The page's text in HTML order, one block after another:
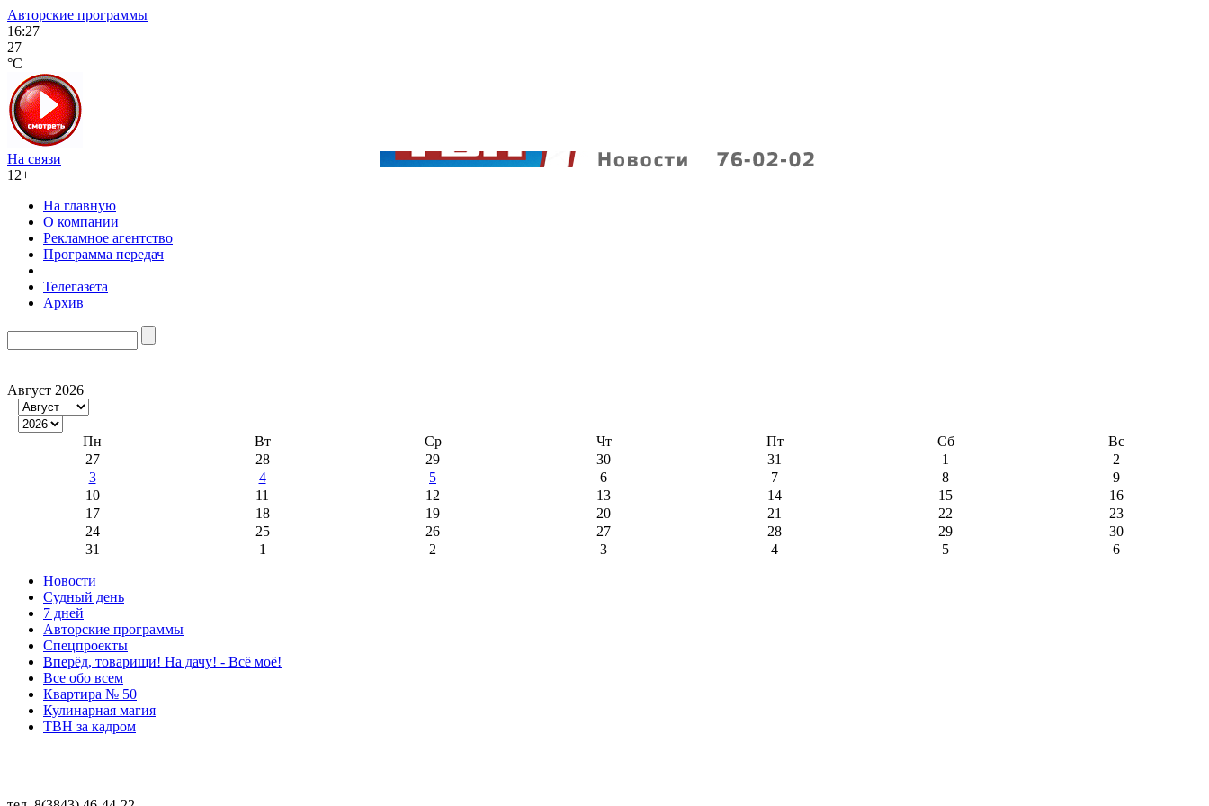
Авторские программы
16:27
27
°C
На связи
12+
На главную
О компании
Рекламное агентство
Программа передач
Телегазета
Архив
Август 2026
Пн Вт Ср Чт Пт Сб
Вс
27
28 29 30 31 1
2
3
4 5 6 7 8
9
10
11 12 13 14 15
16
17
18 19 20 21 22
23
24
25 26 27 28 29
30
31
1 2 3 4 5 6
Новости
Судный день
7 дней
Авторские программы
Спецпроекты
Вперёд, товарищи! На дачу! - Всё моё!
Все обо всем
Квартира № 50
Кулинарная магия
ТВН за кадром